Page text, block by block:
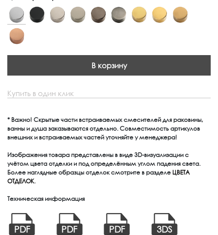
В корзину
Купить в один клик
* Важно! Скрытые части встраиваемых смесителей для раковины,
ванны и душа заказываются отдельно. Совместимость артикулов
внешних и встраиваемых частей уточняйте у менеджера!
Изображения товара представлены в виде 3D-визуализации с
учётом цвета отделки и под определённым углом падения света.
Более наглядные образцы отделок смотрите в разделе ЦВЕТА
ОТДЕЛОК.
Техническая информация
PDF PDF PDF 3DS